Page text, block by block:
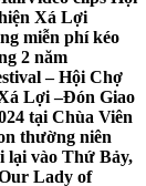
Xá Lợi
miễn phí kéo
2 năm
– Hội Chợ
Lợi –Đón Giao
tại Chùa Viên
thường niên
lại vào Thứ Bảy,
Lady of